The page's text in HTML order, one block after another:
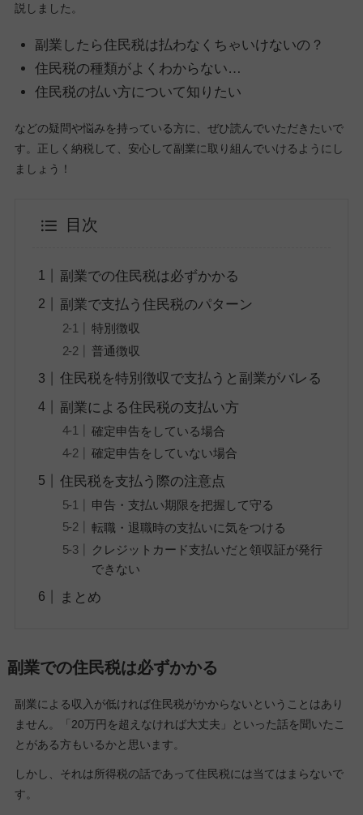
説しました。
副業したら住民税は払わなくちゃいけないの？
住民税の種類がよくわからない…
住民税の払い方について知りたい
などの疑問や悩みを持っている方に、ぜひ読んでいただきたいで
す。正しく納税して、安心して副業に取り組んでいけるようにし
ましょう！
目次
副業での住民税は必ずかかる
副業で支払う住民税のパターン
特別徴収
普通徴収
住民税を特別徴収で支払うと副業がバレる
副業による住民税の支払い方
確定申告をしている場合
確定申告をしていない場合
住民税を支払う際の注意点
申告・支払い期限を把握して守る
転職・退職時の支払いに気をつける
クレジットカード支払いだと領収証が発行
できない
まとめ
副業での住民税は必ずかかる
副業による収入が低ければ住民税がかからないということはあり
ません。「20万円を超えなければ大丈夫」といった話を聞いたこ
とがある方もいるかと思います。
しかし、それは所得税の話であって住民税には当てはまらないで
す。